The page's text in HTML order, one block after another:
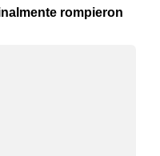
rompieron